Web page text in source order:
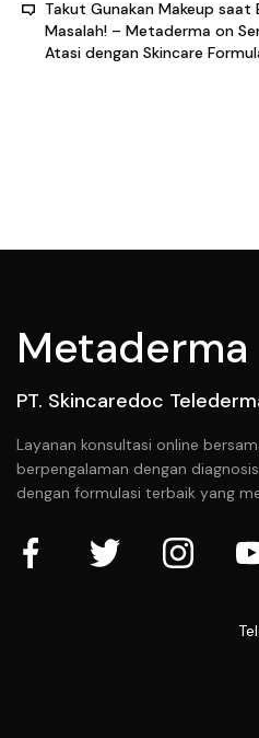
Takut Gunakan Makeup
Masalah! – Metaderma on
Atasi dengan Skincare
Metaderma
PT. Skincaredoc
Layanan konsultasi online
berpengalaman dengan
dengan formulasi terbaik yang